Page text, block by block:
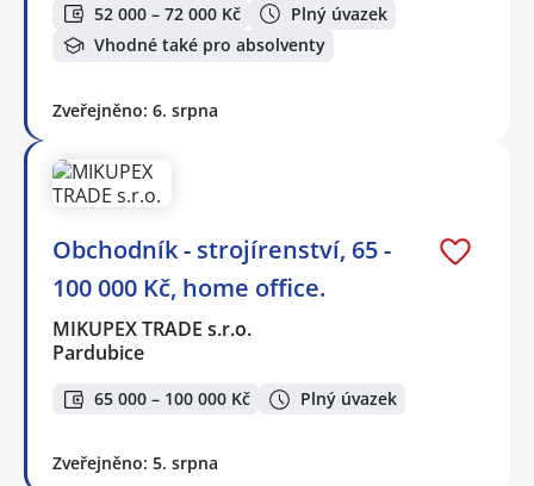
52 000 – 72 000 Kč
Plný úvazek
Vhodné také pro absolventy
Zveřejněno: 6. srpna
Obchodník - strojírenství, 65 -
100 000 Kč, home office.
MIKUPEX TRADE s.r.o.
Pardubice
65 000 – 100 000 Kč Plný úvazek
Zveřejněno: 5. srpna